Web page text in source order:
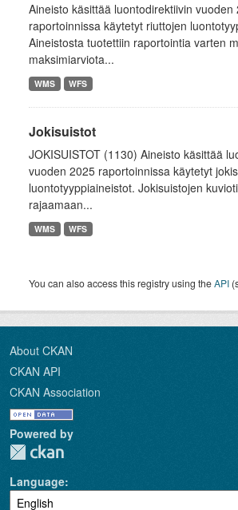
Aineisto käsittää luontodirektiivin vuoden
raportoinnissa käytetyt riuttojen
Aineistosta tuotettiin raportointia varten
maksimiarviota...
WMS WFS
Jokisuistot
JOKISUISTOT (1130) Aineisto käsittää
vuoden 2025 raportoinnissa käytetyt
luontotyyppiaineistot. Jokisuistojen
rajaamaan...
WMS WFS
You can also access this registry using theAPI
About CKAN
CKAN API
CKAN Association
Powered by
Language